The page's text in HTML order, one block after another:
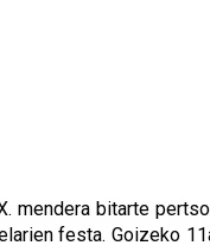
mendera bitarte
festa. Goizeko